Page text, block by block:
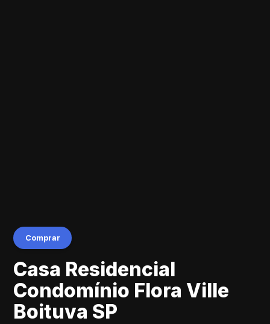
Comprar
Casa Residencial
Condomínio Flora Ville
Boituva SP